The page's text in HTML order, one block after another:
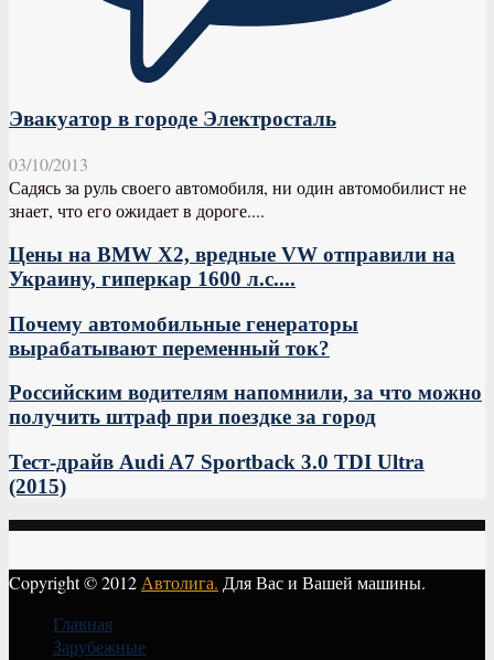
Эвакуатор в городе Электросталь
03/10/2013
Садясь за руль своего автомобиля, ни один автомобилист не
знает, что его ожидает в дороге....
Цены на BMW X2, вредные VW отправили на
Украину, гиперкар 1600 л.с....
Почему автомобильные генераторы
вырабатывают переменный ток?
Российским водителям напомнили, за что можно
получить штраф при поездке за город
Тест-драйв Audi A7 Sportback 3.0 TDI Ultra
(2015)
Copyright © 2012 Автолига. Для Вас и Вашей машины.
Главная
Зарубежные